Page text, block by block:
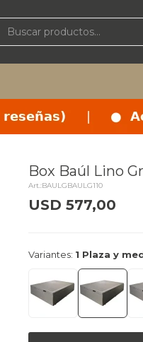
Box Baúl Lino
BAULGBAULG110
USD 577,00
Variantes: 1 Plaza y